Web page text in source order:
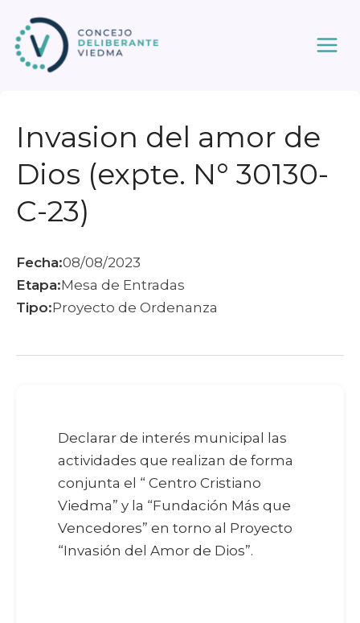
contenido
Invasion del amor de
Dios (expte. N° 30130-
C-23)
Fecha:08/08/2023
Etapa:Mesa de Entradas
Tipo:Proyecto de Ordenanza
Declarar de interés municipal las
actividades que realizan de forma
conjunta el “ Centro Cristiano
Viedma” y la “Fundación Más que
Vencedores” en torno al Proyecto
“Invasión del Amor de Dios”.